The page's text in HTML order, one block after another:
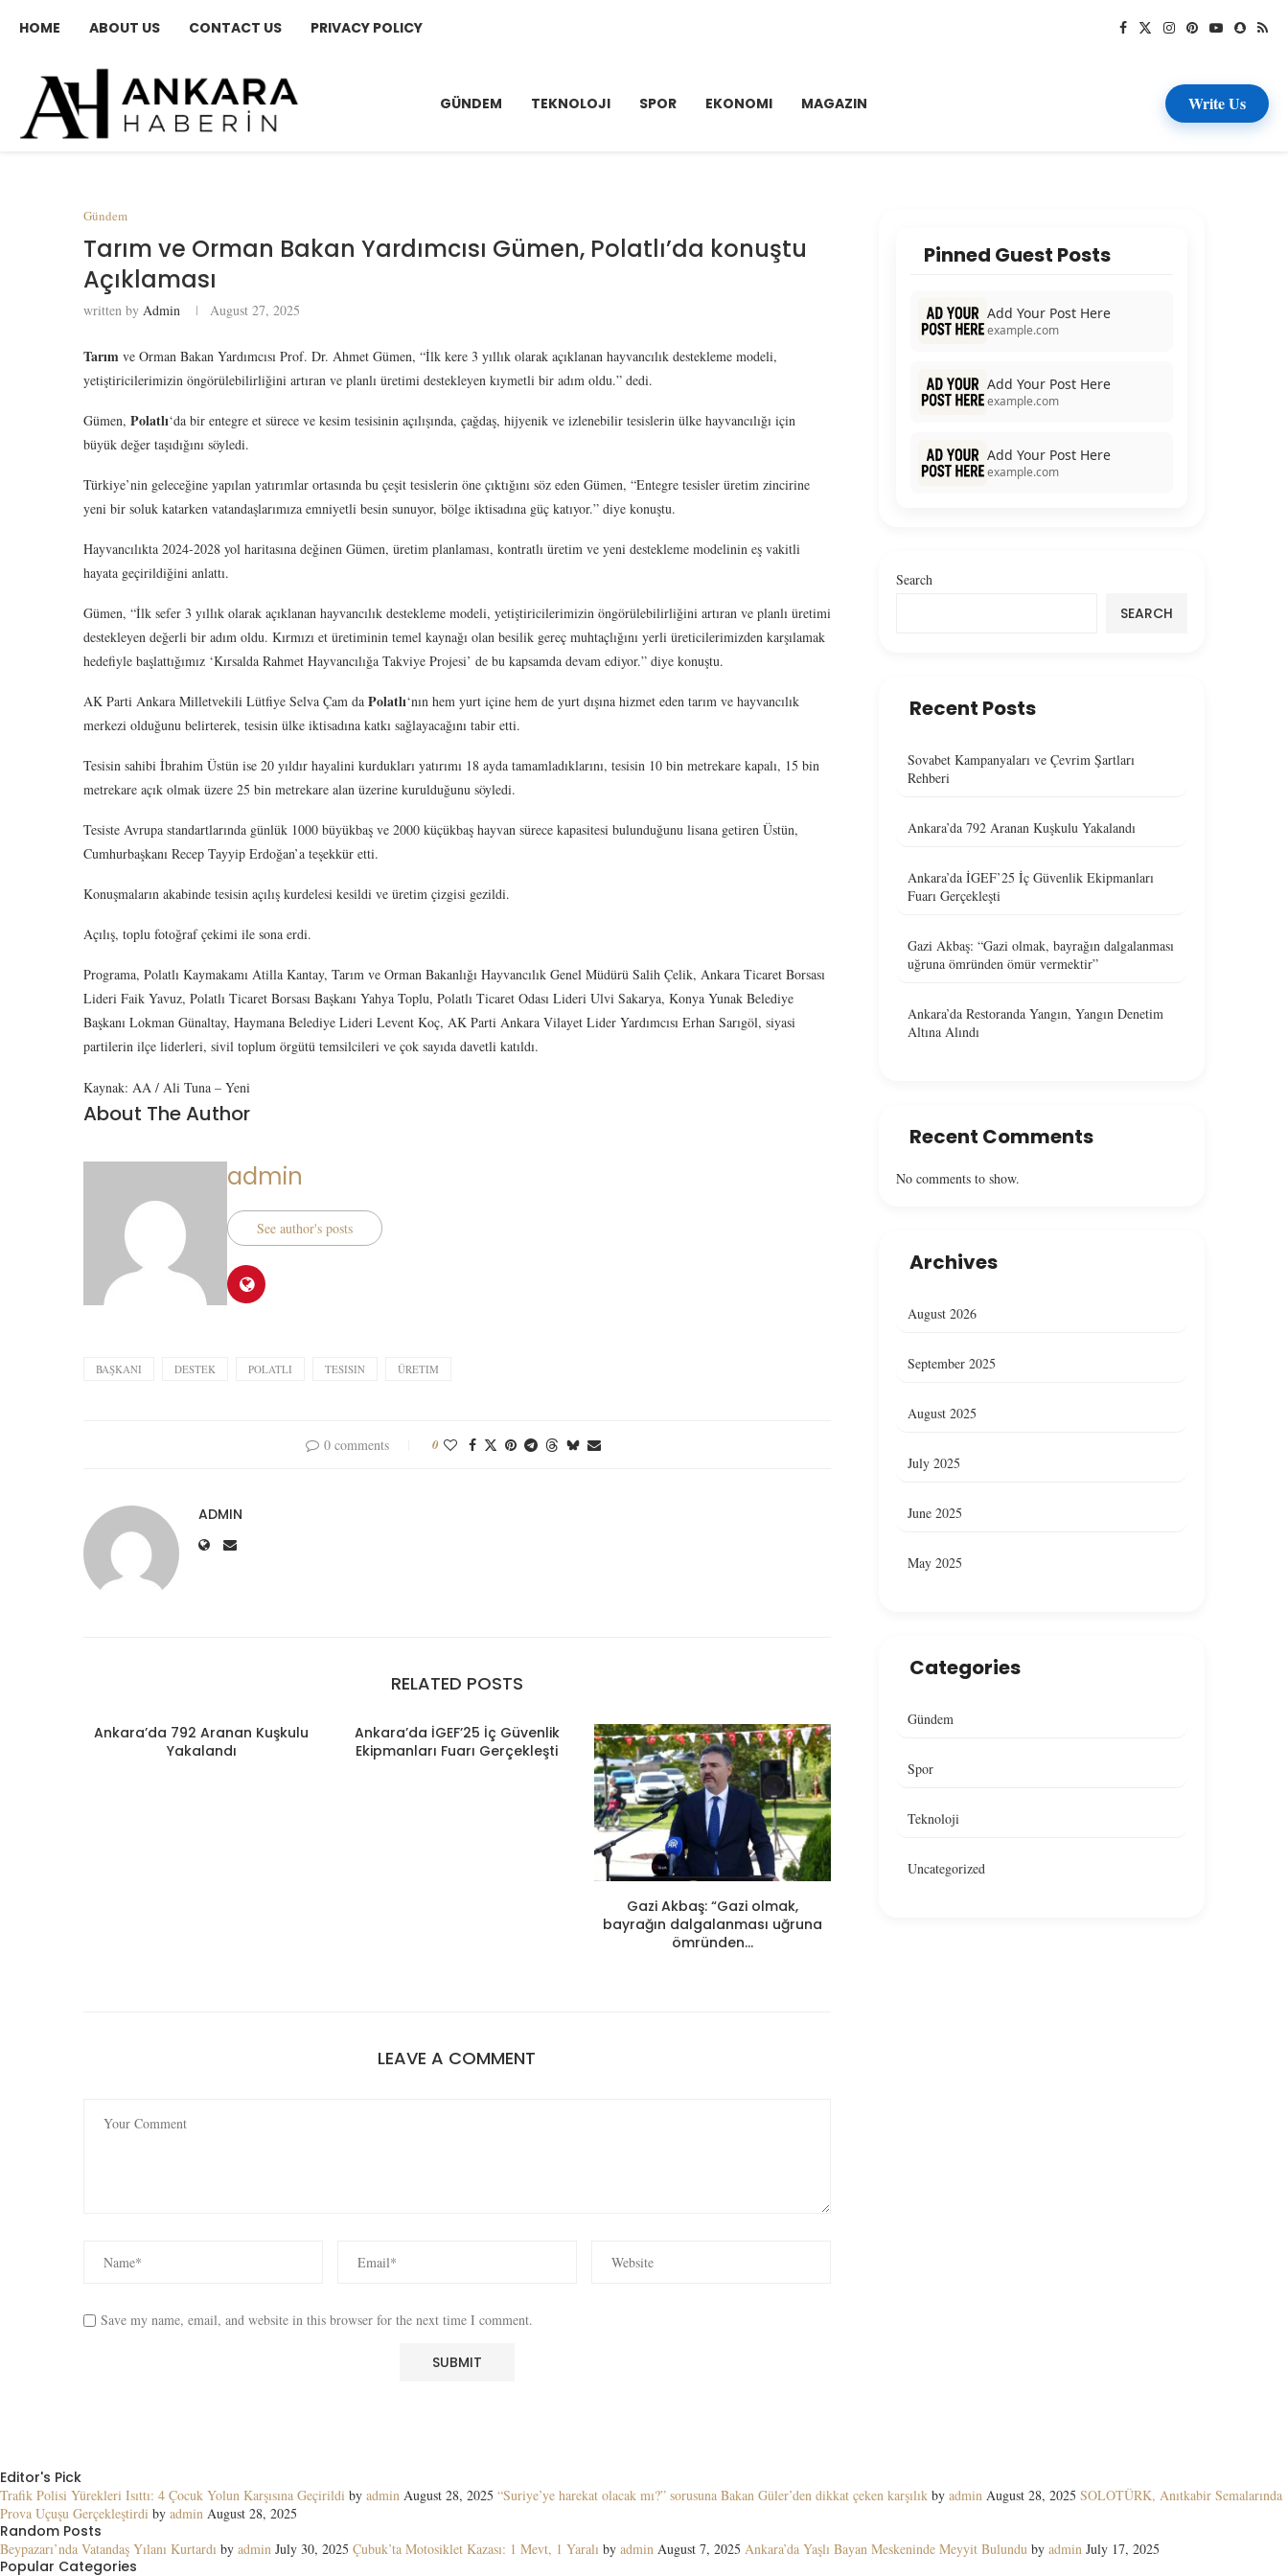
HOME ABOUT US CONTACT US PRIVACY POLICY
GÜNDEM TEKNOLOJI SPOR EKONOMI MAGAZIN Write Us
Gündem
Tarım ve Orman Bakan Yardımcısı Gümen, Polatlı’da konuştu
Açıklaması
written by Admin August 27, 2025
Tarım ve Orman Bakan Yardımcısı Prof. Dr. Ahmet Gümen, “İlk kere 3 yıllık olarak açıklanan hayvancılık destekleme modeli,
yetiştiricilerimizin öngörülebilirliğini artıran ve planlı üretimi destekleyen kıymetli bir adım oldu.” dedi.
Gümen, Polatlı‘da bir entegre et sürece ve kesim tesisinin açılışında, çağdaş, hijyenik ve izlenebilir tesislerin ülke hayvancılığı için
büyük değer taşıdığını söyledi.
Türkiye’nin geleceğine yapılan yatırımlar ortasında bu çeşit tesislerin öne çıktığını söz eden Gümen, “Entegre tesisler üretim zincirine
yeni bir soluk katarken vatandaşlarımıza emniyetli besin sunuyor, bölge iktisadına güç katıyor.” diye konuştu.
Hayvancılıkta 2024-2028 yol haritasına değinen Gümen, üretim planlaması, kontratlı üretim ve yeni destekleme modelinin eş vakitli
hayata geçirildiğini anlattı.
Gümen, “İlk sefer 3 yıllık olarak açıklanan hayvancılık destekleme modeli, yetiştiricilerimizin öngörülebilirliğini artıran ve planlı üretimi
destekleyen değerli bir adım oldu. Kırmızı et üretiminin temel kaynağı olan besilik gereç muhtaçlığını yerli üreticilerimizden karşılamak
hedefiyle başlattığımız ‘Kırsalda Rahmet Hayvancılığa Takviye Projesi’ de bu kapsamda devam ediyor.” diye konuştu.
AK Parti Ankara Milletvekili Lütfiye Selva Çam da Polatlı‘nın hem yurt içine hem de yurt dışına hizmet eden tarım ve hayvancılık
merkezi olduğunu belirterek, tesisin ülke iktisadına katkı sağlayacağını tabir etti.
Tesisin sahibi İbrahim Üstün ise 20 yıldır hayalini kurdukları yatırımı 18 ayda tamamladıklarını, tesisin 10 bin metrekare kapalı, 15 bin
metrekare açık olmak üzere 25 bin metrekare alan üzerine kurulduğunu söyledi.
Tesiste Avrupa standartlarında günlük 1000 büyükbaş ve 2000 küçükbaş hayvan sürece kapasitesi bulunduğunu lisana getiren Üstün,
Cumhurbaşkanı Recep Tayyip Erdoğan’a teşekkür etti.
Konuşmaların akabinde tesisin açılış kurdelesi kesildi ve üretim çizgisi gezildi.
Açılış, toplu fotoğraf çekimi ile sona erdi.
Programa, Polatlı Kaymakamı Atilla Kantay, Tarım ve Orman Bakanlığı Hayvancılık Genel Müdürü Salih Çelik, Ankara Ticaret Borsası
Lideri Faik Yavuz, Polatlı Ticaret Borsası Başkanı Yahya Toplu, Polatlı Ticaret Odası Lideri Ulvi Sakarya, Konya Yunak Belediye
Başkanı Lokman Günaltay, Haymana Belediye Lideri Levent Koç, AK Parti Ankara Vilayet Lider Yardımcısı Erhan Sarıgöl, siyasi
partilerin ilçe liderleri, sivil toplum örgütü temsilcileri ve çok sayıda davetli katıldı.
Kaynak: AA / Ali Tuna – Yeni
About The Author
admin
See author's posts
BAŞKANI DESTEK POLATLI TESISIN ÜRETIM
0 comments 0
ADMIN
RELATED POSTS
Ankara’da 792 Aranan Kuşkulu
Yakalandı
Ankara’da İGEF’25 İç Güvenlik
Ekipmanları Fuarı Gerçekleşti
Gazi Akbaş: “Gazi olmak,
bayrağın dalgalanması uğruna
ömründen...
LEAVE A COMMENT
Save my name, email, and website in this browser for the next time I comment.
Pinned Guest Posts
Add Your Post Here
example.com
Add Your Post Here
example.com
Add Your Post Here
example.com
Search
SEARCH
Recent Posts
Sovabet Kampanyaları ve Çevrim Şartları
Rehberi
Ankara’da 792 Aranan Kuşkulu Yakalandı
Ankara’da İGEF’25 İç Güvenlik Ekipmanları
Fuarı Gerçekleşti
Gazi Akbaş: “Gazi olmak, bayrağın dalgalanması
uğruna ömründen ömür vermektir”
Ankara’da Restoranda Yangın, Yangın Denetim
Altına Alındı
Recent Comments
No comments to show.
Archives
August 2026
September 2025
August 2025
July 2025
June 2025
May 2025
Categories
Gündem
Spor
Teknoloji
Uncategorized
Editor's Pick
Trafik Polisi Yürekleri Isıttı: 4 Çocuk Yolun Karşısına Geçirildi by admin August 28, 2025 “Suriye’ye harekat olacak mı?” sorusuna Bakan Güler’den dikkat çeken karşılık by admin August 28, 2025 SOLOTÜRK, Anıtkabir Semalarında
Prova Uçuşu Gerçekleştirdi by admin August 28, 2025
Random Posts
Beypazarı’nda Vatandaş Yılanı Kurtardı by admin July 30, 2025 Çubuk’ta Motosiklet Kazası: 1 Mevt, 1 Yaralı by admin August 7, 2025 Ankara’da Yaşlı Bayan Meskeninde Meyyit Bulundu by admin July 17, 2025
Popular Categories